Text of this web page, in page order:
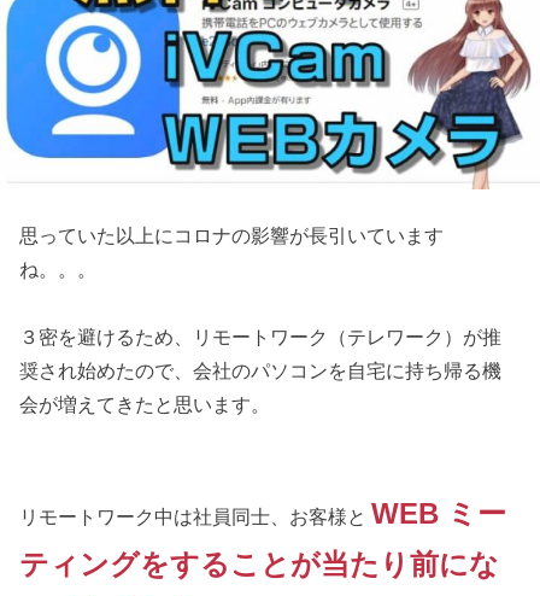
思っていた以上にコロナの影響が長引いています
ね。。。
３密を避けるため、リモートワーク（テレワーク）が推
奨され始めたので、会社のパソコンを自宅に持ち帰る機
会が増えてきたと思います。
リモートワーク中は社員同士、お客様と WEB ミー
ティングをすることが当たり前にな